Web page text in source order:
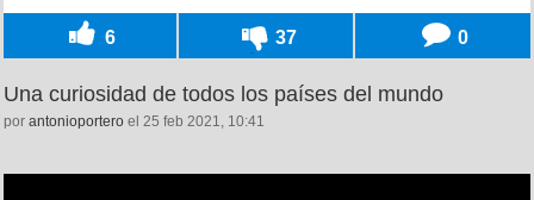
6 37 0
Una curiosidad de todos los países del mundo
por antonioportero el 25 feb 2021, 10:41